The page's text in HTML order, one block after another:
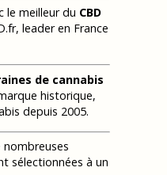
le meilleur du CBD
leader en France
de cannabis
historique,
depuis 2005.
nombreuses
sélectionnées à un